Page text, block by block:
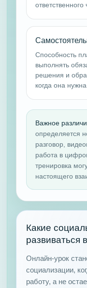
ответственного
Способность
выполнять
решения и
когда она нужна.
Важное
определяется
разговор,
работа в
тренировка
настоящего
Какие
развиваться
Онлайн-урок
социализации,
работу, а не